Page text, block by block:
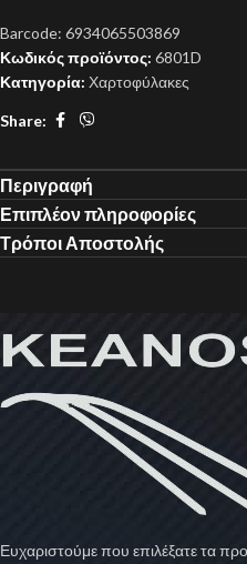
Barcode: 6934065503869
Κωδικός προϊόντος: 6801D
Κατηγορία: Χαρτοφύλακες
Share:
Περιγραφή
Επιπλέον πληροφορίες
Τρόποι Αποστολής
Ευχαριστούμε που επιλέξατε τα